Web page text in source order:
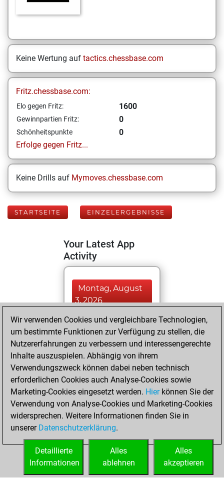
Keine Wertung auf tactics.chessbase.com
Fritz.chessbase.com:
Elo gegen Fritz: 1600
Gewinnpartien Fritz: 0
Schönheitspunkte
0
Erfolge gegen Fritz...
Keine Drills auf Mymoves.chessbase.com
STARTSEITE EINZELERGEBNISSE
Your Latest App
Activity
Montag, August
3, 2026
You played 400
blitz games
Play
+191 =18 -191 in
blitz
Montag,
Dezember 11, 2023
You created
your Fritz account
Wir verwenden Cookies und vergleichbare Technologien,
um bestimmte Funktionen zur Verfügung zu stellen, die
Nutzererfahrungen zu verbessern und interessengerechte
Inhalte auszuspielen. Abhängig von ihrem
Verwendungszweck können dabei neben technisch
erforderlichen Cookies auch Analyse-Cookies sowie
Marketing-Cookies eingesetzt werden. Hierkönnen Sie der
Verwendung von Analyse-Cookies und Marketing-Cookies
widersprechen. Weitere Informationen finden Sie in
unserer Datenschutzerklärung.
Alles
akzeptieren
Alles
ablehnen
Detaillierte
Informationen